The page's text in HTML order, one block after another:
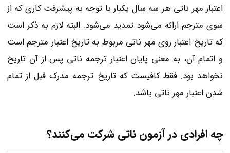
اعتبار مهر ناتی هر سه سال یکبار با توجه به پیشرفت کاری که از
سوی مترجم ارائه می‌شود تمدید می‌شود. البته لازم به ذکر است
که تاریخ اعتبار روی مهر ناتی مربوط به تاریخ اعتبار مترجم است
و اتمام آن، به معنی پایان اعتبار ترجمه‌ ناتی پس از آن تاریخ
نخواهد بود. فقط کافیست که تاریخ ترجمه مدرک قبل از تمام
شدن اعتبار مهر ناتی باشد.
چه افرادی در آزمون ناتی شرکت می‌کنند؟